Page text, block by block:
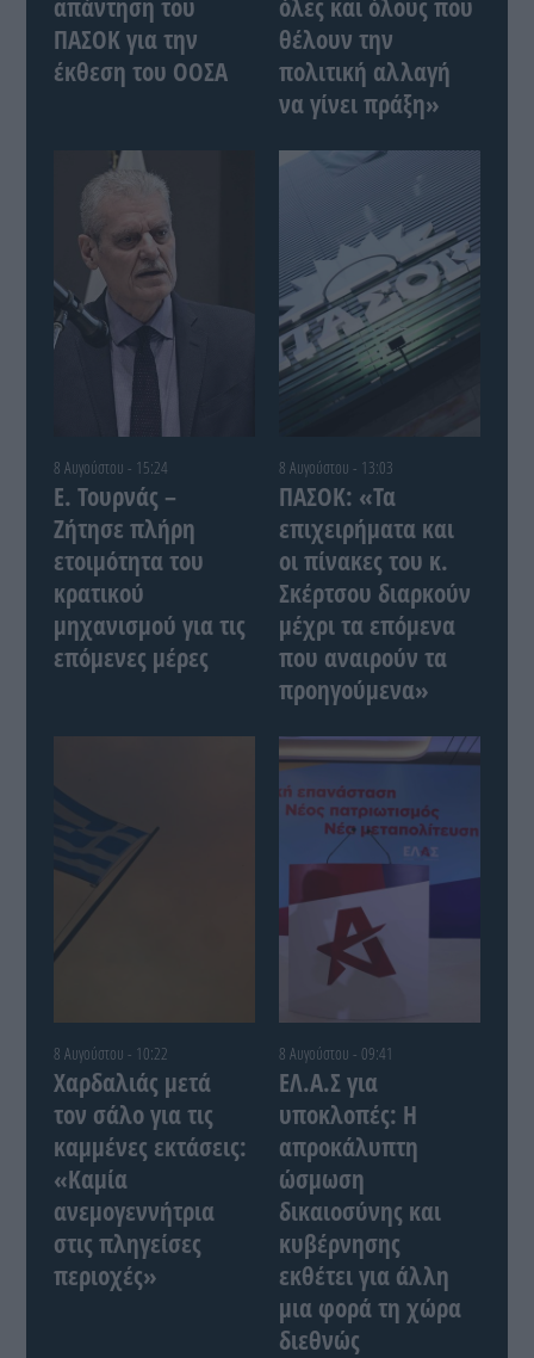
απάντηση του
ΠΑΣΟΚ για την
έκθεση του ΟΟΣΑ
όλες και όλους που
θέλουν την
πολιτική αλλαγή
να γίνει πράξη»
8 Αυγούστου - 15:24
Ε. Τουρνάς –
Ζήτησε πλήρη
ετοιμότητα του
κρατικού
μηχανισμού για τις
επόμενες μέρες
8 Αυγούστου - 13:03
ΠΑΣΟΚ: «Τα
επιχειρήματα και
οι πίνακες του κ.
Σκέρτσου διαρκούν
μέχρι τα επόμενα
που αναιρούν τα
προηγούμενα»
8 Αυγούστου - 10:22
Χαρδαλιάς μετά
τον σάλο για τις
καμμένες εκτάσεις:
«Καμία
ανεμογεννήτρια
στις πληγείσες
περιοχές»
8 Αυγούστου - 09:41
ΕΛ.Α.Σ για
υποκλοπές: Η
απροκάλυπτη
ώσμωση
δικαιοσύνης και
κυβέρνησης
εκθέτει για άλλη
μια φορά τη χώρα
διεθνώς